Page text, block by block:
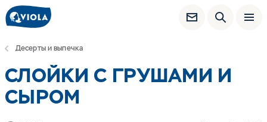
Десерты и выпечка
СЛОЙКИ С ГРУШАМИ И
СЫРОМ